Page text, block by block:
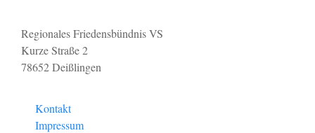
Regionales Friedensbündnis VS
Kurze Straße 2
78652 Deißlingen
Kontakt
Impressum